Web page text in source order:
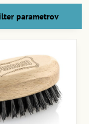
parametrov